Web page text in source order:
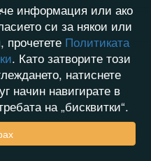
информация или ако
си за някои или
прочетете Политиката
. Като затворите този
натиснете
начин навигирате в
на „бисквитки“.